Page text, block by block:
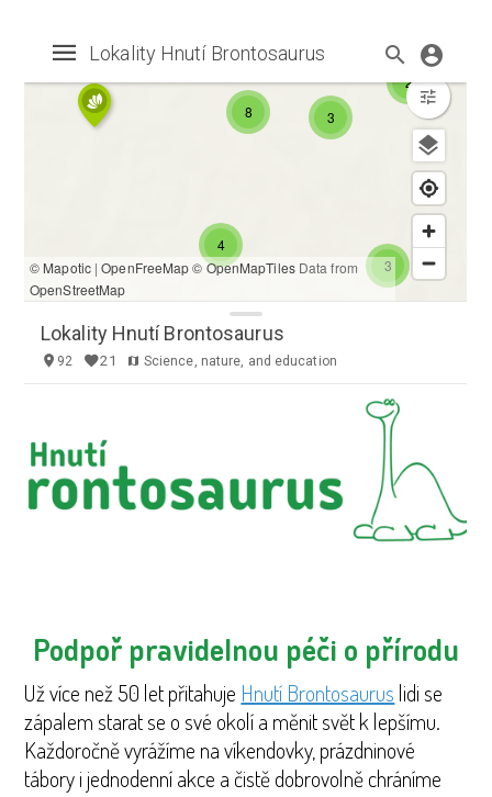
Podpoř pravidelnou péči o přírodu
Už více než 50 let přitahuje Hnutí Brontosaurus lidi se
zápalem starat se o své okolí a měnit svět k lepšímu.
Každoročně vyrážíme na víkendovky, prázdninové
tábory i jednodenní akce a čistě dobrovolně chráníme